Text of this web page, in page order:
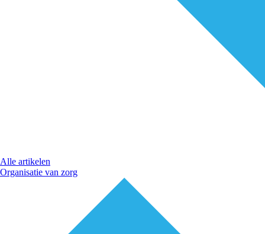
Alle artikelen
Organisatie van zorg